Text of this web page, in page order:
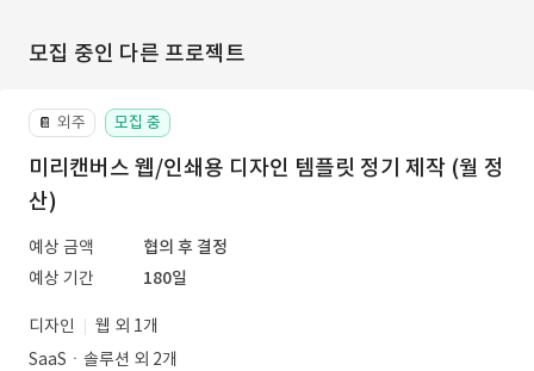
모집 중인 다른 프로젝트
📔 외주 모집 중
미리캔버스 웹/인쇄용 디자인 템플릿 정기 제작 (월 정
산)
예상 금액
협의 후 결정
예상 기간
180일
디자인
웹 외 1개
SaaSㆍ솔루션 외 2개